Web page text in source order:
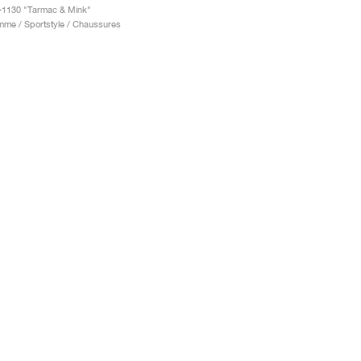
1130 "Tarmac & Mink"
/ Sportstyle / Chaussures